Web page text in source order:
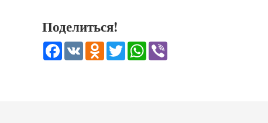
Поделиться!
Facebook
VK Odnoklassniki
TwitterWhatsApp